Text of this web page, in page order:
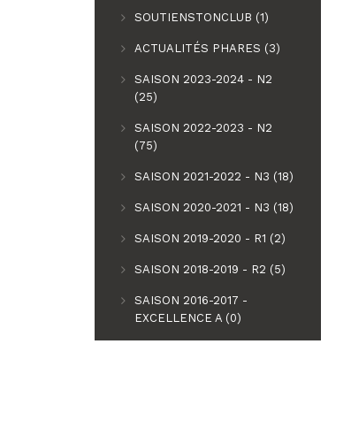
SOUTIENSTONCLUB (1)
ACTUALITÉS PHARES (3)
SAISON 2023-2024 - N2
(25)
SAISON 2022-2023 - N2
(75)
SAISON 2021-2022 - N3 (18)
SAISON 2020-2021 - N3 (18)
SAISON 2019-2020 - R1 (2)
SAISON 2018-2019 - R2 (5)
SAISON 2016-2017 -
EXCELLENCE A (0)